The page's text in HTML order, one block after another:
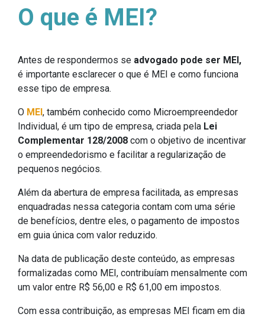
O que é MEI?
Antes de respondermos se advogado pode ser MEI,
é importante esclarecer o que é MEI e como funciona
esse tipo de empresa.
O MEI, também conhecido como Microempreendedor
Individual, é um tipo de empresa, criada pela Lei
Complementar 128/2008 com o objetivo de incentivar
o empreendedorismo e facilitar a regularização de
pequenos negócios.
Além da abertura de empresa facilitada, as empresas
enquadradas nessa categoria contam com uma série
de benefícios, dentre eles, o pagamento de impostos
em guia única com valor reduzido.
Na data de publicação deste conteúdo, as empresas
formalizadas como MEI, contribuíam mensalmente com
um valor entre R$ 56,00 e R$ 61,00 em impostos.
Com essa contribuição, as empresas MEI ficam em dia